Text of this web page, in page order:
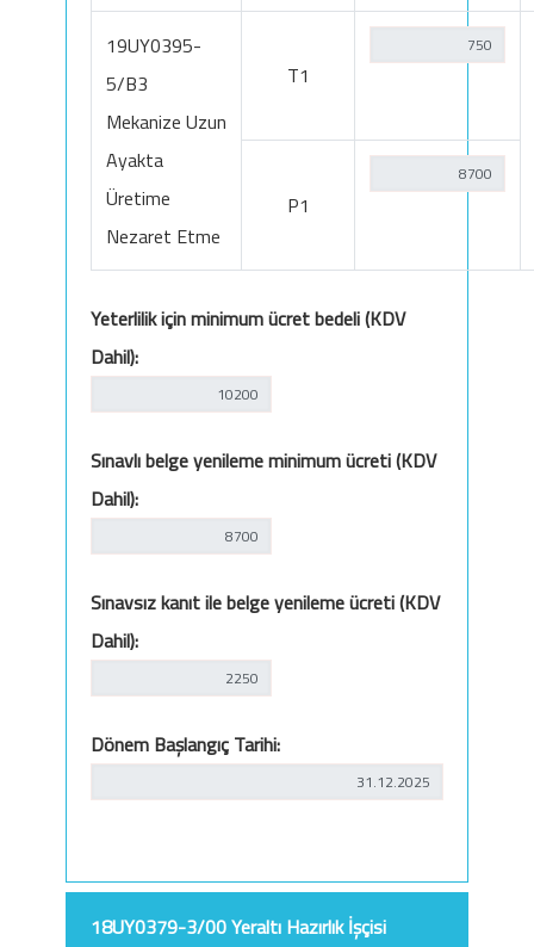
19UY0395-
5/B3
Mekanize Uzun
Ayakta
Üretime
Nezaret Etme
T1
P1
Yeterlilik için minimum ücret bedeli (KDV
Dahil):
Sınavlı belge yenileme minimum ücreti (KDV
Dahil):
Sınavsız kanıt ile belge yenileme ücreti (KDV
Dahil):
Dönem Başlangıç Tarihi:
18UY0379-3/00 Yeraltı Hazırlık İşçisi